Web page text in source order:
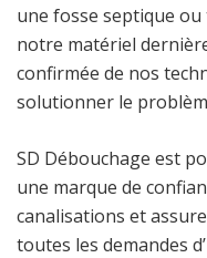
une fosse septique
notre matériel
confirmée de nos
solutionner le
SD Débouchage est
une marque de
canalisations et
toutes les demandes